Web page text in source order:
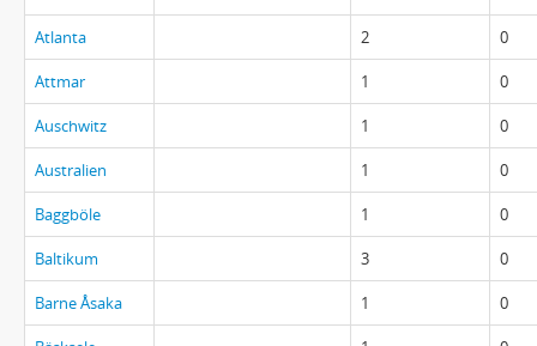
Atlanta 2 0
Attmar 1 0
Auschwitz 1 0
Australien 1 0
Baggböle 1 0
Baltikum 3 0
Barne Åsaka 1 0